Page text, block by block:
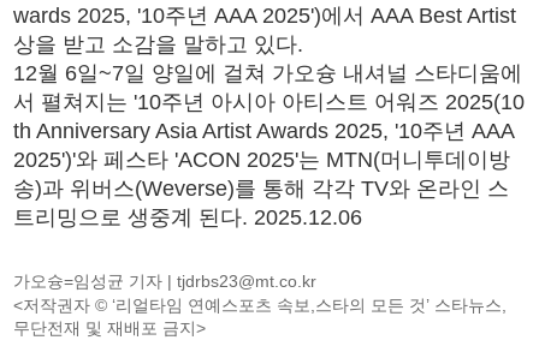
wards 2025, '10주년 AAA 2025')에서 AAA Best Artist
상을 받고 소감을 말하고 있다.
12월 6일~7일 양일에 걸쳐 가오슝 내셔널 스타디움에
서 펼쳐지는 '10주년 아시아 아티스트 어워즈 2025(10
th Anniversary Asia Artist Awards 2025, '10주년 AAA
2025')'와 페스타 'ACON 2025'는 MTN(머니투데이방
송)과 위버스(Weverse)를 통해 각각 TV와 온라인 스
트리밍으로 생중계 된다. 2025.12.06
가오슝=임성균 기자 |tjdrbs23@mt.co.kr
<저작권자 © ‘리얼타임 연예스포츠 속보,스타의 모든 것’ 스타뉴스,
무단전재 및 재배포 금지>